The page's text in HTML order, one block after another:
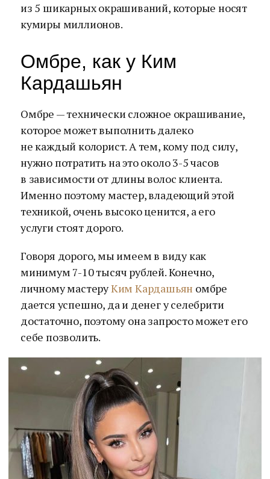
из 5 шикарных окрашиваний, которые носят
кумиры миллионов.
Омбре, как у Ким
Кардашьян
Омбре — технически сложное окрашивание,
которое может выполнить далеко
не каждый колорист. А тем, кому под силу,
нужно потратить на это около 3-5 часов
в зависимости от длины волос клиента.
Именно поэтому мастер, владеющий этой
техникой, очень высоко ценится, а его
услуги стоят дорого.
Говоря дорого, мы имеем в виду как
минимум 7-10 тысяч рублей. Конечно,
личному мастеруКим Кардашьян омбре
дается успешно, да и денег у селебрити
достаточно, поэтому она запросто может его
себе позволить.